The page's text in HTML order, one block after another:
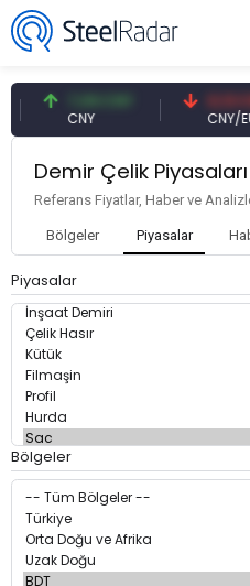
CNY
0,13
CNY/
Demir Çelik
Referans Fiyatlar, Haber ve
Bölgeler Piyasalar
Piyasalar
Bölgeler